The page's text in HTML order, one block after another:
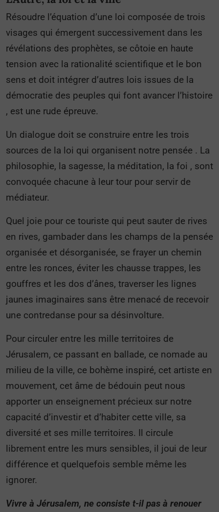
Résoudre l’équation d’une loi composée de trois
visages qui émergent successivement dans les
révélations des prophètes, se côtoie en haute
tension avec la rationalité scientifique et le bon
sens et doit intégrer d’autres lois issues de la
démocratie des peuples qui font avancer l’histoire
, est une rude épreuve.
Un dialogue doit se construire entre les trois
sources de la loi qui organisent notre pensée . La
philosophie, la sagesse, la méditation, la foi , sont
convoquée chacune à leur tour pour servir de
médiateur.
Quel joie pour ce touriste qui peut sauter de rives
en rives, gambader dans les champs de la pensée
organisée et désorganisée, se frayer un chemin
entre les ronces, éviter les chausse trappes, les
gouffres et les dos d’ânes, traverser les lignes
jaunes imaginaires sans être menacé de recevoir
une contredanse pour sa désinvolture.
Pour circuler entre les mille territoires de
Jérusalem, ce passant en ballade, ce nomade au
milieu de la ville, ce bohème inspiré, cet artiste en
mouvement, cet âme de bédouin peut nous
apporter un enseignement précieux sur notre
capacité d’investir et d’habiter cette ville, sa
diversité et ses mille territoires. Il circule
librement entre les murs sensibles, il joui de leur
différence et quelquefois semble même les
ignorer.
Vivre à Jérusalem, ne consiste t-il pas à renouer